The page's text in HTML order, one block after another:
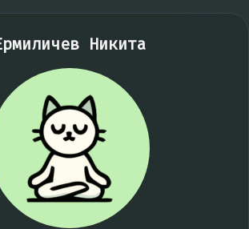
Никита